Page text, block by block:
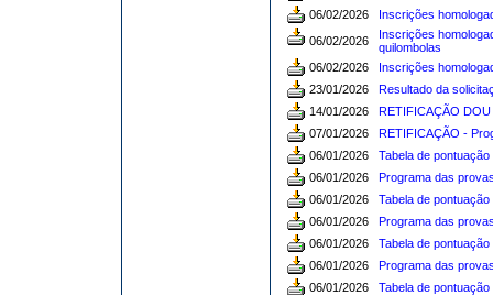
06/02/2026
Inscrições
06/02/2026
Inscrições
quilombolas
06/02/2026
Inscrições
23/01/2026
Resultado da
14/01/2026
RETIFICAÇÃO DOU
07/01/2026
RETIFICAÇÃO -
06/01/2026
Tabela de
06/01/2026
Programa das
06/01/2026
Tabela de
06/01/2026
Programa das
06/01/2026
Tabela de
06/01/2026
Programa das
06/01/2026
Tabela de